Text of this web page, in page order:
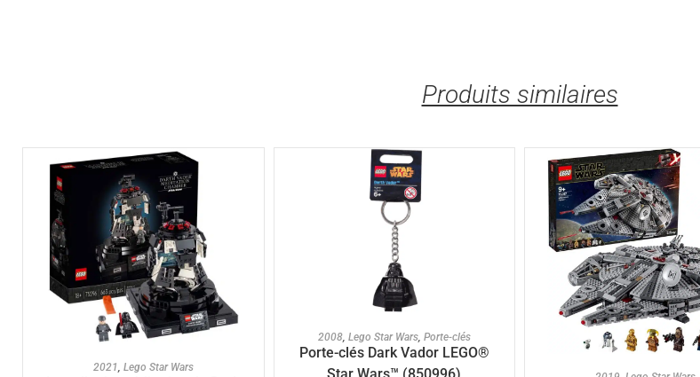
Produits similaires
AJOUTER AU PANIER
2021, Lego Star Wars
AJOUTER AU PANIER
2008, Lego Star Wars, Porte-clés
Porte-clés Dark Vador LEGO®
AJOUTER AU PANIER